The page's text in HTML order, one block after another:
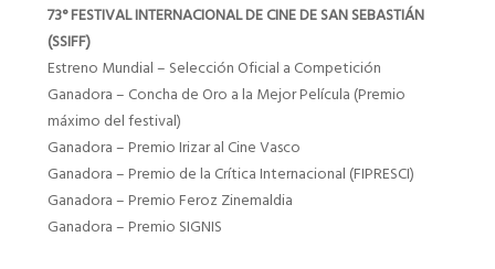
73° FESTIVAL INTERNACIONAL DE CINE DE SAN SEBASTIÁN
(SSIFF)
Estreno Mundial – Selección Oficial a Competición
Ganadora – Concha de Oro a la Mejor Película (Premio
máximo del festival)
Ganadora – Premio Irizar al Cine Vasco
Ganadora – Premio de la Crítica Internacional (FIPRESCI)
Ganadora – Premio Feroz Zinemaldia
Ganadora – Premio SIGNIS